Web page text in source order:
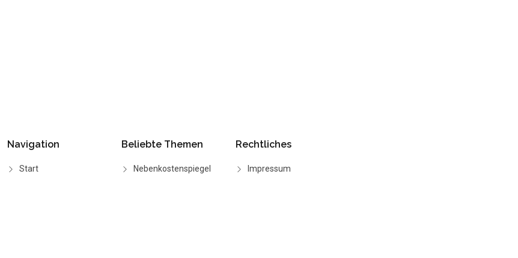
Navigation
Start
Beliebte Themen
Nebenkostenspiegel
Rechtliches
Impressum